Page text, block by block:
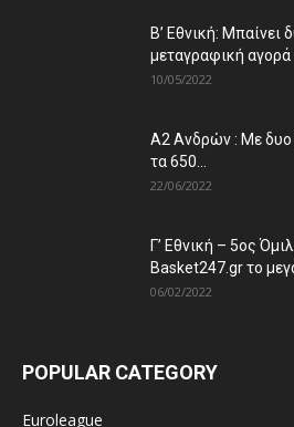
Β’ Εθνική: Μπαίνει
μεταγραφική αγορά
10/05/2022
Α2 Ανδρών : Με δυο
τα 650...
22/06/2022
Γ’ Εθνική – 5ος
Basket247.gr το
06/02/2022
POPULAR CATEGORY
Euroleague